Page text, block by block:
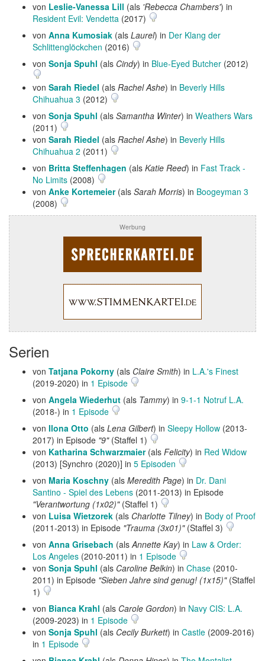
von Leslie-Vanessa Lill (als 'Rebecca Chambers') in
Resident Evil: Vendetta (2017)
von Anna Kumosiak (als Laurel) in Der Klang der
Schlittenglöckchen (2016)
von Sonja Spuhl (als Cindy) in Blue-Eyed Butcher (2012)
von Sarah Riedel (als Rachel Ashe) in Beverly Hills
Chihuahua 3 (2012)
von Sonja Spuhl (als Samantha Winter) in Weathers Wars
(2011)
von Sarah Riedel (als Rachel Ashe) in Beverly Hills
Chihuahua 2 (2011)
von Britta Steffenhagen (als Katie Reed) in Fast Track -
No Limits (2008)
von Anke Kortemeier(als Sarah Morris) in Boogeyman 3
(2008)
Werbung
Serien
von Tatjana Pokorny (als Claire Smith) in L.A.'s Finest
(2019-2020) in 1 Episode
von Angela Wiederhut (als Tammy) in 9-1-1 Notruf L.A.
(2018-) in 1 Episode
von Ilona Otto (als Lena Gilbert) in Sleepy Hollow (2013-
2017) in Episode "9"(Staffel 1)
von Katharina Schwarzmaier(als Felicity) in Red Widow
(2013) [Synchro (2020)] in 5 Episoden
von Maria Koschny (als Meredith Page) in Dr. Dani
Santino - Spiel des Lebens (2011-2013) in Episode
"Verantwortung (1x02)"(Staffel 1)
von Luisa Wietzorek (als Charlotte Tilney) in Body of Proof
(2011-2013) in Episode "Trauma (3x01)"(Staffel 3)
von Anna Grisebach (alsAnnette Kay) in Law & Order:
Los Angeles (2010-2011) in 1 Episode
von Sonja Spuhl (als Caroline Belkin) in Chase (2010-
2011) in Episode "Sieben Jahre sind genug! (1x15)"(Staffel
1)
von Bianca Krahl (als Carole Gordon) in Navy CIS: L.A.
(2009-2023) in 1 Episode
von Sonja Spuhl (als Cecily Burkett) in Castle (2009-2016)
in 1 Episode